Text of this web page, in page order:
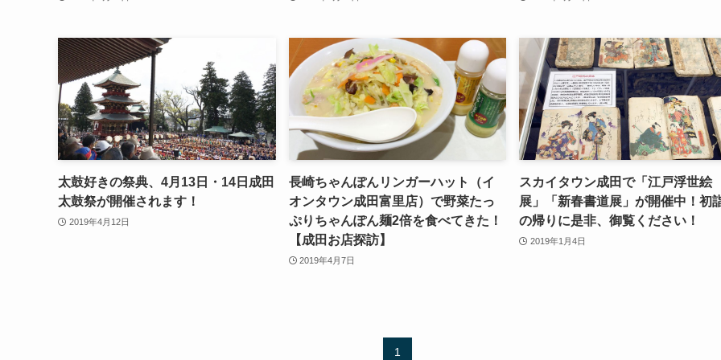
太鼓好きの祭典、4月13日・14日成田
太鼓祭が開催されます！
2019年4月12日
長崎ちゃんぽんリンガーハット（イ
オンタウン成田富里店）で野菜たっ
ぷりちゃんぽん麺2倍を食べてきた！
【成田お店探訪】
2019年4月7日
スカイタウン成田で「江戸浮世絵
展」「新春書道展」が開催中！初
の帰りに是非、御覧ください！
2019年1月4日
1